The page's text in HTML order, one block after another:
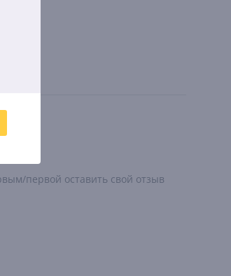
первой оставить свой отзыв